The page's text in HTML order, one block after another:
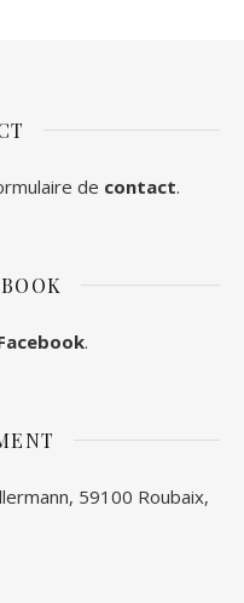
de contact.
.
59100 Roubaix,